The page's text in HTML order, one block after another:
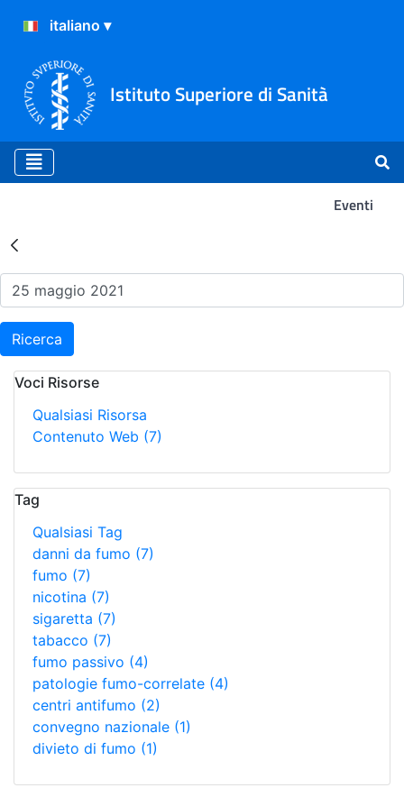
Istituto Superiore di Sanità
Eventi
Risultati della Ricerca -
Ricerca
Voci Risorse
Qualsiasi Risorsa
Contenuto Web (7)
Tag
Qualsiasi Tag
danni da fumo (7)
fumo (7)
nicotina (7)
sigaretta (7)
tabacco (7)
fumo passivo (4)
patologie fumo-correlate (4)
centri antifumo (2)
convegno nazionale (1)
divieto di fumo (1)